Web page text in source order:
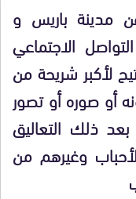
مدينة باريس و
الاجتماعي
لأكبر شريحة من
أو صوره أو تصور
بعد ذلك التعاليق
وغيرهم من